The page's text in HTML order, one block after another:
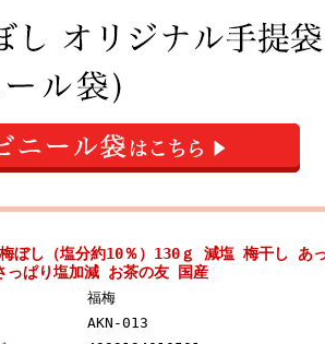
ぼし（塩分約10％）130ｇ 減塩 梅干し あ
っぱり塩加減 お茶の友 国産
福梅
AKN-013